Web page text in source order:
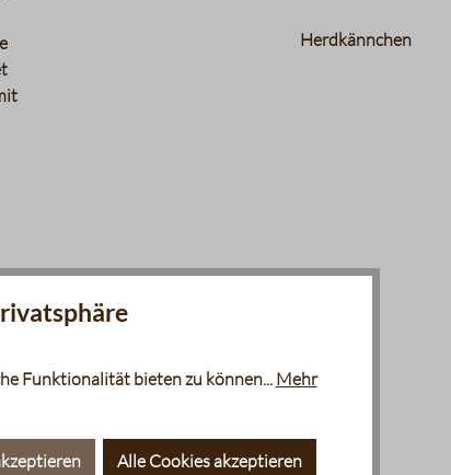
Herdkännchen
Funktionalität bieten zu können... Mehr
Alle Cookies akzeptieren